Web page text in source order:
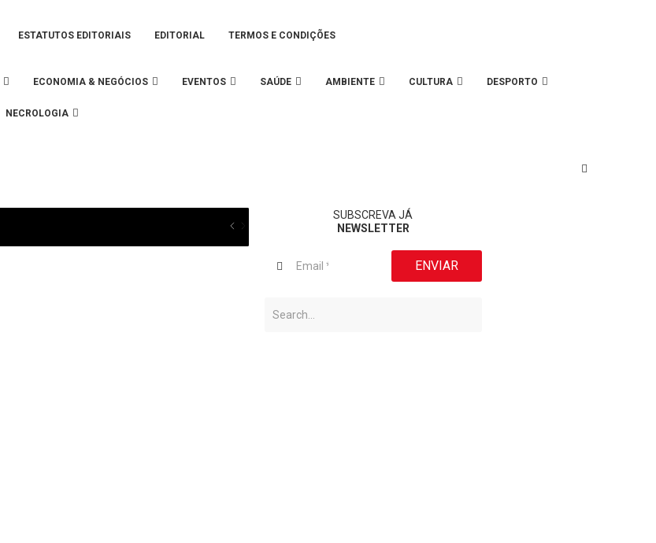
ESTATUTOS EDITORIAIS EDITORIAL TERMOS E CONDIÇÕES
ECONOMIA & NEGÓCIOS EVENTOS SAÚDE AMBIENTE CULTURA DESPORTO
NECROLOGIA
SUBSCREVA JÁ
NEWSLETTER
ENVIAR